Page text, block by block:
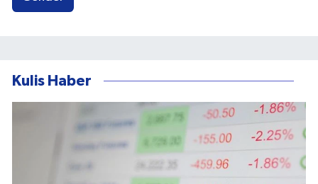
Kulis Haber